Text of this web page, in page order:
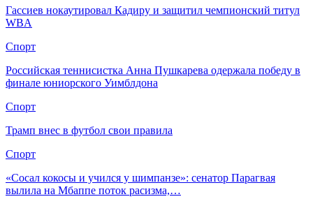
Гассиев нокаутировал Кадиру и защитил чемпионский титул
WBA
Спорт
Российская теннисистка Анна Пушкарева одержала победу в
финале юниорского Уимблдона
Спорт
Трамп внес в футбол свои правила
Спорт
«Сосал кокосы и учился у шимпанзе»: сенатор Парагвая
вылила на Мбаппе поток расизма,…